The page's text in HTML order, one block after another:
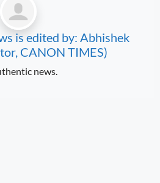
is edited by: Abhishek
CANON TIMES)
news.